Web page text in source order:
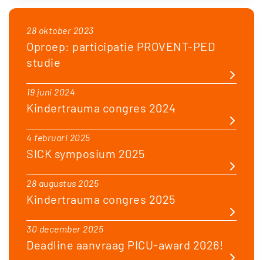
28 oktober 2023
Oproep: participatie PROVENT-PED
studie
19 juni 2024
Kindertrauma congres 2024
4 februari 2025
SICK symposium 2025
28 augustus 2025
Kindertrauma congres 2025
30 december 2025
Deadline aanvraag PICU-award 2026!